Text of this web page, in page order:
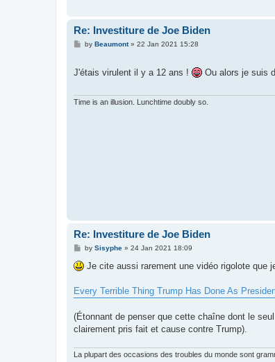
Re: Investiture de Joe Biden
P
t
by Beaumont» 22 Jan 2021 15:28
J'étais virulent il y a 12 ans ! Ou alors je suis
Time is an illusion. Lunchtime doubly so.
Re: Investiture de Joe Biden
P
s
t
by Sisyphe» 24 Jan 2021 18:09
Je cite aussi rarement une vidéo rigolote que
Every Terrible Thing Trump Has Done As
(Étonnant de penser que cette chaîne dont le
clairement pris fait et cause contre Trump).
La plupart des occasions des troubles du monde sont